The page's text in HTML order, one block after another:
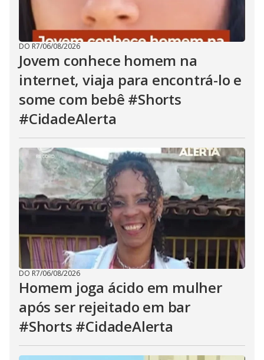
DO R7/06/08/2026
Jovem conhece homem na
internet, viaja para encontrá-lo e
some com bebê #Shorts
#CidadeAlerta
DO R7/06/08/2026
Homem joga ácido em mulher
após ser rejeitado em bar
#Shorts #CidadeAlerta